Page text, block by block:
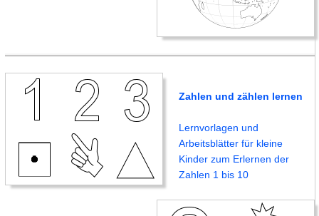
Zahlen und zählen lernen
Lernvorlagen und
Arbeitsblätter für kleine
Kinder zum Erlernen der
Zahlen 1 bis 10